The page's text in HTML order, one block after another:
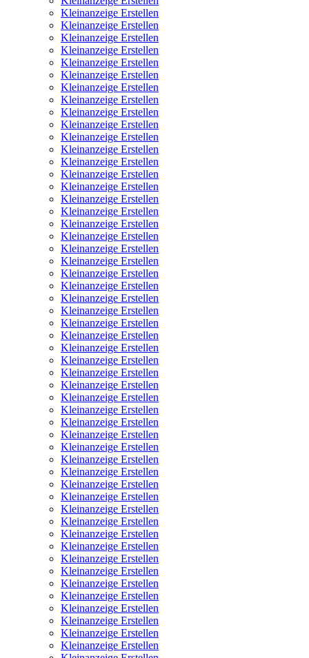
Kleinanzeige Erstellen
Kleinanzeige Erstellen
Kleinanzeige Erstellen
Kleinanzeige Erstellen
Kleinanzeige Erstellen
Kleinanzeige Erstellen
Kleinanzeige Erstellen
Kleinanzeige Erstellen
Kleinanzeige Erstellen
Kleinanzeige Erstellen
Kleinanzeige Erstellen
Kleinanzeige Erstellen
Kleinanzeige Erstellen
Kleinanzeige Erstellen
Kleinanzeige Erstellen
Kleinanzeige Erstellen
Kleinanzeige Erstellen
Kleinanzeige Erstellen
Kleinanzeige Erstellen
Kleinanzeige Erstellen
Kleinanzeige Erstellen
Kleinanzeige Erstellen
Kleinanzeige Erstellen
Kleinanzeige Erstellen
Kleinanzeige Erstellen
Kleinanzeige Erstellen
Kleinanzeige Erstellen
Kleinanzeige Erstellen
Kleinanzeige Erstellen
Kleinanzeige Erstellen
Kleinanzeige Erstellen
Kleinanzeige Erstellen
Kleinanzeige Erstellen
Kleinanzeige Erstellen
Kleinanzeige Erstellen
Kleinanzeige Erstellen
Kleinanzeige Erstellen
Kleinanzeige Erstellen
Kleinanzeige Erstellen
Kleinanzeige Erstellen
Kleinanzeige Erstellen
Kleinanzeige Erstellen
Kleinanzeige Erstellen
Kleinanzeige Erstellen
Kleinanzeige Erstellen
Kleinanzeige Erstellen
Kleinanzeige Erstellen
Kleinanzeige Erstellen
Kleinanzeige Erstellen
Kleinanzeige Erstellen
Kleinanzeige Erstellen
Kleinanzeige Erstellen